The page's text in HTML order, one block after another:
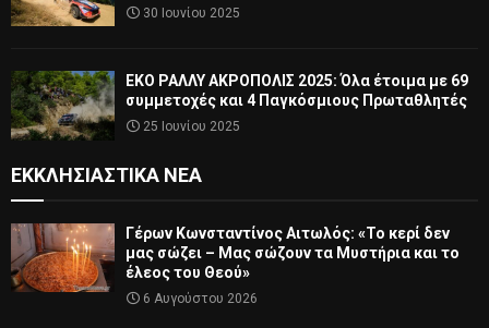
30 Ιουνίου 2025
ΕΚΟ ΡΑΛΛΥ ΑΚΡΟΠΟΛΙΣ 2025: Όλα έτοιμα με 69
συμμετοχές και 4 Παγκόσμιους Πρωταθλητές
25 Ιουνίου 2025
ΕΚΚΛΗΣΙΑΣΤΙΚΆ ΝΈΑ
Γέρων Κωνσταντίνος Αιτωλός: «Το κερί δεν
μας σώζει – Μας σώζουν τα Μυστήρια και το
έλεος του Θεού»
6 Αυγούστου 2026